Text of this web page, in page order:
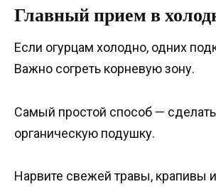
Главный прием в
Если огурцам холодно, одних
Важно согреть корневую зону.
Самый простой способ —
органическую подушку.
Нарвите свежей травы, крапивы